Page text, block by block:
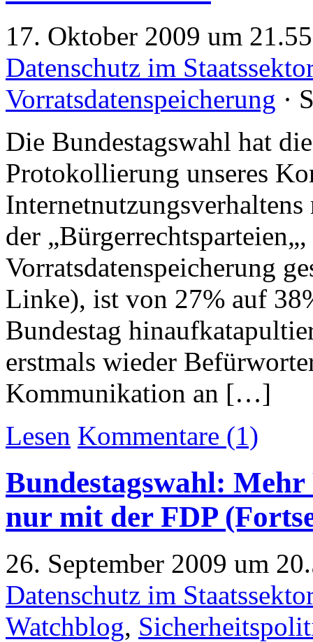
17. Oktober 2009 um
Datenschutz im Staatssektor
Vorratsdatenspeicherung ·
Die Bundestagswahl hat
Protokollierung unseres
der
Vorratsdatenspeicherung
Linke), ist von 27% auf
Bundestag
erstmals wieder
Kommunikation an […]
Lesen Kommentare (1)
Bundestagswahl:
nur mit der FDP
26. September 2009 um
Datenschutz im Staatssektor
Watchblog,